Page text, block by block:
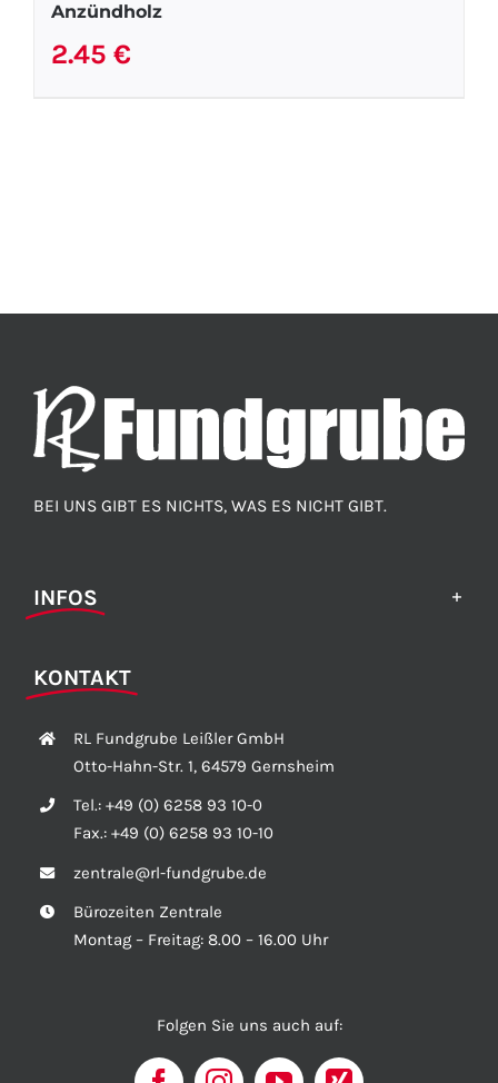
Anzündholz
2.45 €
BEI UNS GIBT ES NICHTS, WAS ES NICHT GIBT.
Folgen Sie uns auch auf:
INFOS
KONTAKT
RL Fundgrube Leißler GmbH
Otto-Hahn-Str. 1, 64579 Gernsheim
Tel.: +49 (0) 6258 93 10-0
Fax.: +49 (0) 6258 93 10-10
zentrale@rl-fundgrube.de
Bürozeiten Zentrale
Montag – Freitag: 8.00 – 16.00 Uhr